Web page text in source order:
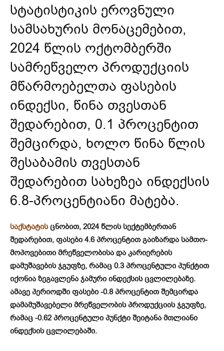
სტატისტიკის ეროვნული
სამსახურის მონაცემებით,
2024 წლის ოქტომბერში
სამრეწველო პროდუქციის
მწარმოებელთა ფასების
ინდექსი, წინა თვესთან
შედარებით, 0.1 პროცენტით
შემცირდა, ხოლო წინა წლის
შესაბამის თვესთან
შედარებით სახეზეა ინდექსის
6.8-პროცენტიანი მატება.
საქსტატისცნობით, 2024 წლის სექტემბერთან
შედარებით, ფასები 4.6 პროცენტით გაიზარდა სამთო-
მოპოვებითი მრეწველობისა და კარიერების
დამუშავების ჯგუფზე, რამაც 0.3 პროცენტული პუნქტით
იქონია ზეგავლენა ჯამური ინდექსის ცვლილებაზე.
ამავე პერიოდში ფასები -0.8 პროცენტით შემცირდა
დამამუშავებელი მრეწველობის პროდუქციის ჯგუფზე,
რამაც -0.62 პროცენტული პუნქტი შეიტანა მთლიანი
ინდექსის ცვლილებაში.